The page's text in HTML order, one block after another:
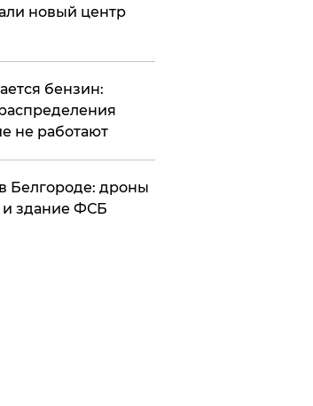
новый центр
бензин:
не работают
Белгороде: дроны
и здание ФСБ